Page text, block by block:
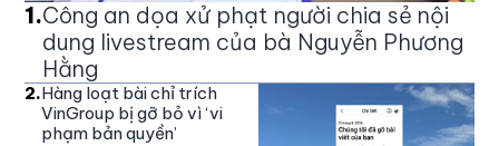
1.Công an dọa xử phạt người chia sẻ nội
dung livestream của bà Nguyễn Phương
Hằng
2.Hàng loạt bài chỉ trích
VinGroup bị gỡ bỏ vì ‘vi
phạm bản quyền’